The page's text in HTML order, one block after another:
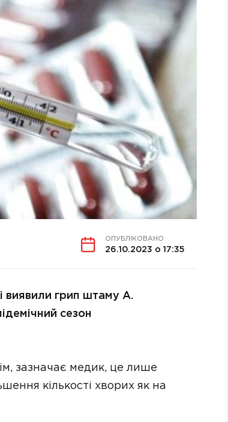
ОПУБЛІКОВАНО
26.10.2023 о 17:35
виявили грип штаму А.
сезон
зазначає медик, це лише
кількості хворих як на